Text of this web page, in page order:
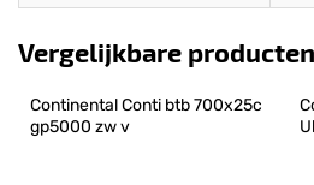
Vergelijkbare producten
Continental Conti btb 700x25c
gp5000 zw v